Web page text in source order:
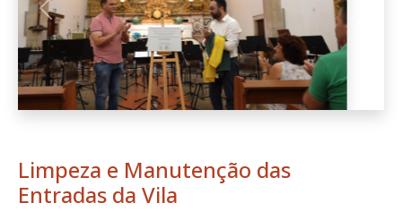
Anterior
Limpeza e Manutenção das
Entradas da Vila